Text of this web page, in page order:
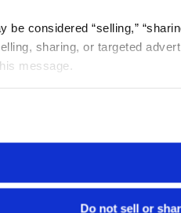
be considered “selling,”
sharing, or targeted
message.
Do not sell or